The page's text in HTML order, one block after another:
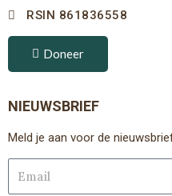
RSIN 861836558
Doneer
NIEUWSBRIEF
Meld je aan voor de